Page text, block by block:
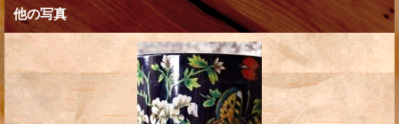
他の写真